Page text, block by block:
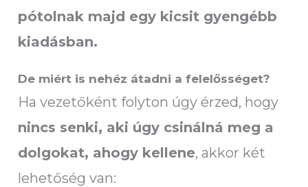
pótolnak majd egy kicsit gyengébb
kiadásban.
De miért is nehéz átadni a felelősséget?
Ha vezetőként folyton úgy érzed, hogy
nincs senki, aki úgy csinálná meg a
dolgokat, ahogy kellene, akkor két
lehetőség van: